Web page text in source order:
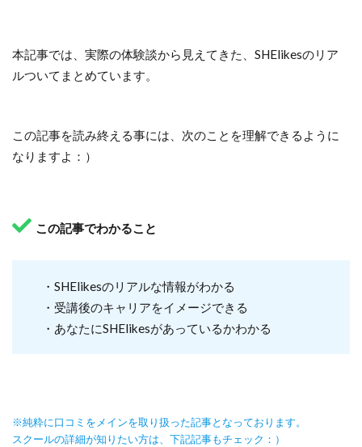
本記事では、実際の体験談から見えてきた、SHElikesのリア
ルついてまとめています。
この記事を読み終える事には、次のことを理解できるように
なりますよ：）
この記事でわかること
・SHElikesのリアルな情報がわかる
・受講後のキャリアをイメージできる
・あなたにSHElikesがあっているかわかる
※純粋に口コミをメインを取り扱った記事となっております。
スクールの詳細が知りたい方は、下記記事もチェック：）